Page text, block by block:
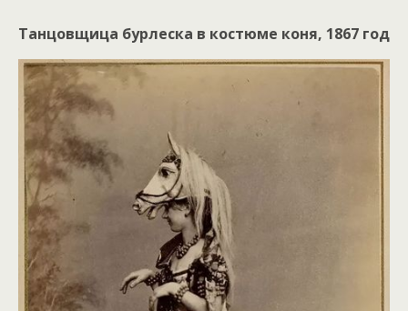
Танцовщица бурлеска в костюме коня, 1867 год